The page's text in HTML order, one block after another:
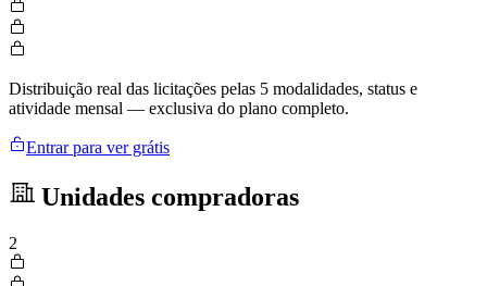
Distribuição real das licitações pelas 5 modalidades, status e
atividade mensal — exclusiva do plano completo.
Entrar para ver grátis
Unidades compradoras
2